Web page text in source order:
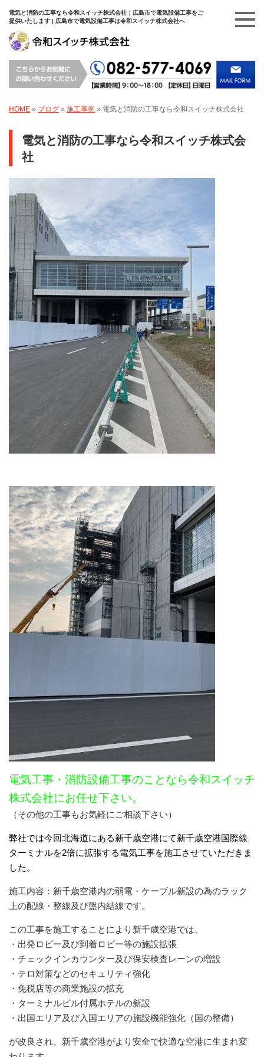
電気と消防の工事なら令和スイッチ株式会社｜広島市で電気設備工事をご
提供いたします | 広島市で電気設備工事は令和スイッチ株式会社へ
HOME » ブログ » 施工事例 » 電気と消防の工事なら令和スイッチ株式会社
電気と消防の工事なら令和スイッチ株式会
社
電気工事・消防設備工事のことなら令和スイッチ
株式会社にお任せ下さい。
（その他の工事もお気軽にご相談下さい）
弊社では今回北海道にある新千歳空港にて新千歳空港国際線
ターミナルを2倍に拡張する電気工事を施工させていただきま
した。
施工内容：新千歳空港内の弱電・ケーブル新設の為のラック
上の配線・整線及び盤内結線です。
この工事を施工することにより新千歳空港では、
・出発ロビー及び到着ロビー等の施設拡張
・チェックインカウンター及び保安検査レーンの増設
・テロ対策などのセキュリティ強化
・免税店等の商業施設の拡充
・ターミナルビル付属ホテルの新設
・出国エリア及び入国エリアの施設機能強化（国の整備）
が改良され、新千歳空港がより安全で快適な空港に生まれ変